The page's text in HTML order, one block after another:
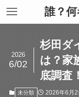
誰？
杉田ダ
は？家
底調査
2026
6/02
未分類 2026年6月2